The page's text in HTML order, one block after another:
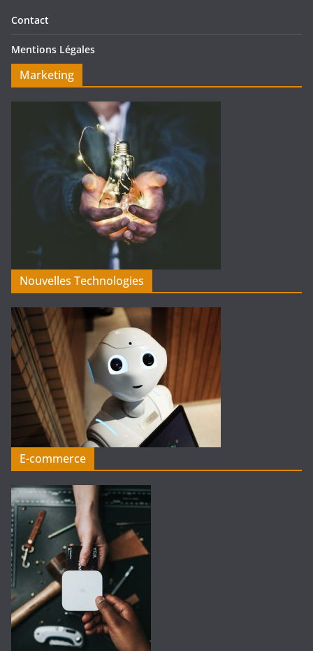
Contact
Mentions Légales
Marketing
Nouvelles Technologies
E-commerce